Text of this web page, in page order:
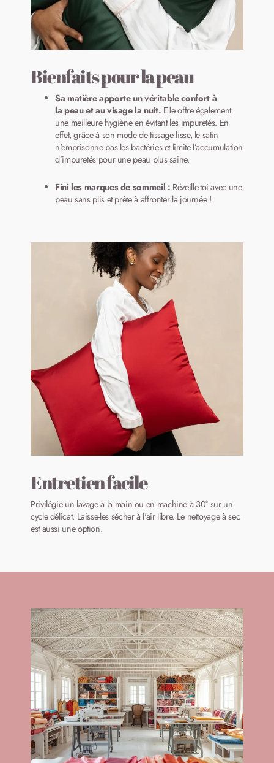
Bienfaits pour la peau
Sa matière apporte un véritable confort à
la peau et au visage la nuit. Elle offre également
une meilleure hygiène en évitant les impuretés. En
effet, grâce à son mode de tissage lisse, le satin
n'emprisonne pas les bactéries et limite l’accumulation
d’impuretés pour une peau plus saine.
Fini les marques de sommeil : Réveille-toi avec une
peau sans plis et prête à affronter la journée !
Entretien facile
Privilégie un lavage à la main ou en machine à 30° sur un
cycle délicat. Laisse-les sécher à l'air libre. Le nettoyage à sec
est aussi une option.